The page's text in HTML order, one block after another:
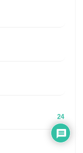
24